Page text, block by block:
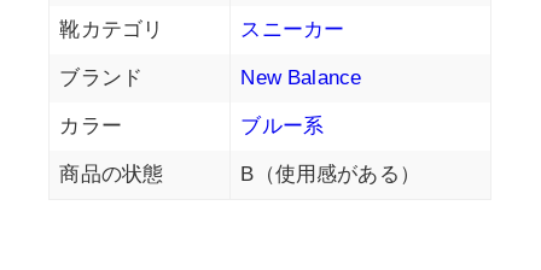
靴カテゴリ スニーカー
ブランド New Balance
カラー ブルー系
商品の状態 B（使用感がある）